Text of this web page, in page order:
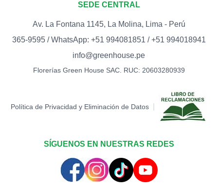
SEDE CENTRAL
Av. La Fontana 1145, La Molina, Lima - Perú
365-9595 / WhatsApp: +51 994081851 / +51 994018941
info@greenhouse.pe
Florerías Green House SAC. RUC: 20603280939
Política de Privacidad y Eliminación de Datos
SÍGUENOS EN NUESTRAS REDES